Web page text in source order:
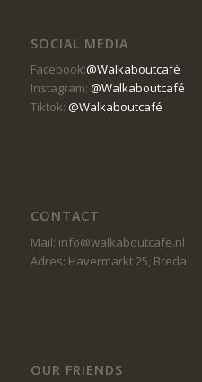
SOCIAL MEDIA
Facebook:@Walkaboutcafé
Instagram: @Walkaboutcafé
Tiktok: @Walkaboutcafé
CONTACT
Mail: info@walkaboutcafe.nl
Adres: Havermarkt 25, Breda
OUR FRIENDS